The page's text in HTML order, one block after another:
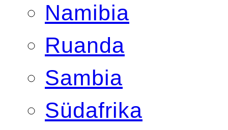
Namibia
Ruanda
Sambia
Südafrika